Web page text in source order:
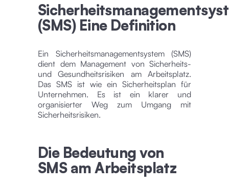
(SMS) Eine Definition
Ein Sicherheitsmanagementsystem (SMS)
dient dem Management von Sicherheits-
und Gesundheitsrisiken am Arbeitsplatz.
Das SMS ist wie ein Sicherheitsplan für
Unternehmen. Es ist ein klarer und
organisierter Weg zum Umgang mit
Sicherheitsrisiken.
Die Bedeutung von
SMS am Arbeitsplatz